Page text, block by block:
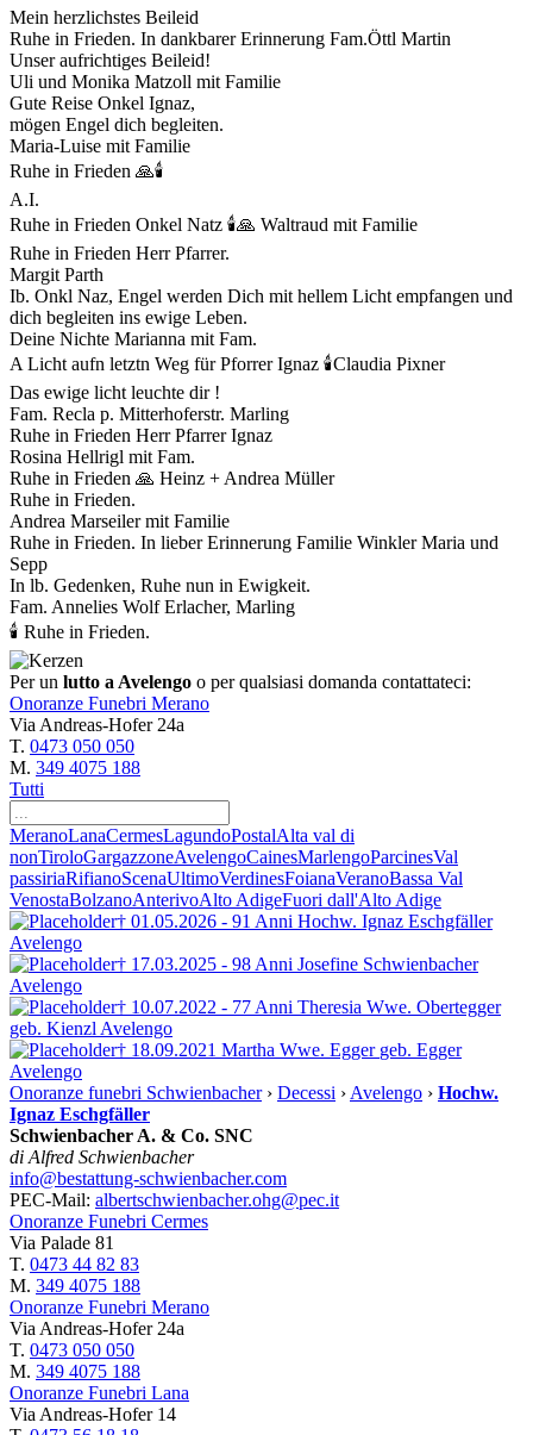
Mein herzlichstes Beileid
Ruhe in Frieden. In dankbarer Erinnerung Fam.Öttl Martin
Unser aufrichtiges Beileid!
Uli und Monika Matzoll mit Familie
Gute Reise Onkel Ignaz,
mögen Engel dich begleiten.
Maria-Luise mit Familie
Ruhe in Frieden 🙏🕯️
A.I.
Ruhe in Frieden Onkel Natz 🕯🙏 Waltraud mit Familie
Ruhe in Frieden Herr Pfarrer.
Margit Parth
Ib. Onkl Naz, Engel werden Dich mit hellem Licht empfangen und
dich begleiten ins ewige Leben.
Deine Nichte Marianna mit Fam.
A Licht aufn letztn Weg für Pforrer Ignaz 🕯Claudia Pixner
Das ewige licht leuchte dir !
Fam. Recla p. Mitterhoferstr. Marling
Ruhe in Frieden Herr Pfarrer Ignaz
Rosina Hellrigl mit Fam.
Ruhe in Frieden 🙏 Heinz + Andrea Müller
Ruhe in Frieden.
Andrea Marseiler mit Familie
Ruhe in Frieden. In lieber Erinnerung Familie Winkler Maria und
Sepp
In lb. Gedenken, Ruhe nun in Ewigkeit.
Fam. Annelies Wolf Erlacher, Marling
🕯 Ruhe in Frieden.
Per un lutto a Avelengo o per qualsiasi domanda contattateci:
Onoranze Funebri Merano
Via Andreas-Hofer 24a
T. 0473 050 050
M. 349 4075 188
Tutti
MeranoLanaCermesLagundoPostalAlta val di
nonTiroloGargazzoneAvelengoCainesMarlengoParcinesVal
passiriaRifianoScenaUltimoVerdinesFoianaVeranoBassa Val
VenostaBolzanoAnterivoAlto AdigeFuori dall'Alto Adige
† 01.05.2026 - 91 Anni Hochw. Ignaz Eschgfäller
Avelengo
† 17.03.2025 - 98 Anni Josefine Schwienbacher
Avelengo
† 10.07.2022 - 77 Anni Theresia Wwe. Obertegger
geb. Kienzl Avelengo
† 18.09.2021 Martha Wwe. Egger geb. Egger
Avelengo
Onoranze funebri Schwienbacher› Decessi › Avelengo › Hochw.
Ignaz Eschgfäller
Schwienbacher A. & Co. SNC
di Alfred Schwienbacher
info@bestattung-schwienbacher.com
PEC-Mail: albertschwienbacher.ohg@pec.it
Onoranze Funebri Cermes
Via Palade 81
T. 0473 44 82 83
M. 349 4075 188
Onoranze Funebri Merano
Via Andreas-Hofer 24a
T. 0473 050 050
M. 349 4075 188
Onoranze Funebri Lana
Via Andreas-Hofer 14